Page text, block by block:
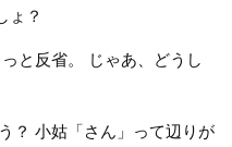
ょ？
と反省。 じゃあ、どうし
？ 小姑「さん」って辺りが